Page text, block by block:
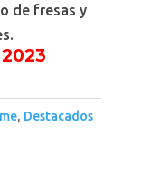
de fresas y
, Destacados